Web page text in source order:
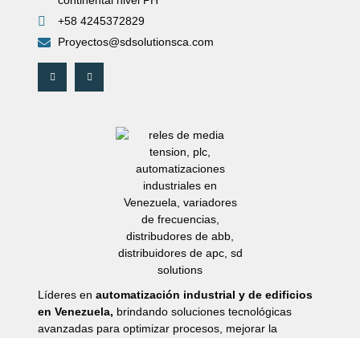
+58 4245372829
Proyectos@sdsolutionsca.com
Líderes en automatización industrial y de edificios
en Venezuela, brindando soluciones tecnológicas
avanzadas para optimizar procesos, mejorar la